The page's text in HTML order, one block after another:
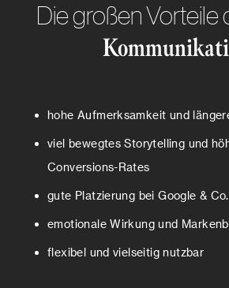
Die großen Vorteile
hohe Aufmerksamkeit und
viel bewegtes Storytelling und
Conversions-Rates
gute Platzierung bei Google & Co.
emotionale Wirkung und
flexibel und vielseitig nutzbar